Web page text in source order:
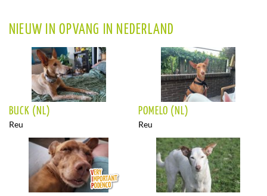
NIEUW IN OPVANG IN NEDERLAND
BUCK (NL)
Reu
POMELO (NL)
Reu